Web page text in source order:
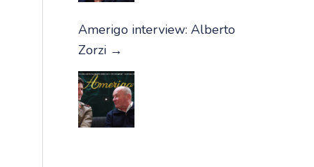
Amerigo interview: Alberto
Zorzi →